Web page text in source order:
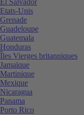
Etats-Unis
Grenade
Guadeloupe
Guatemala
Honduras
Îles Vierges britanniques
Jamaïque
Martinique
Mexique
Nicaragua
Panama
Porto Rico